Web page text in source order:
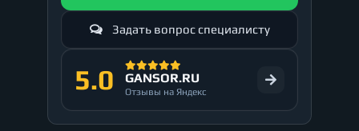
Задать вопрос специалисту
5.0 GANSOR.RU
Отзывы на Яндекс